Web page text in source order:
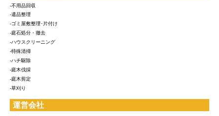
-不用品回収
-遺品整理
-ゴミ屋敷整理･片付け
-庭石処分・撤去
-ハウスクリーニング
-特殊清掃
-ハチ駆除
-庭木伐採
-庭木剪定
-草刈り
運営会社